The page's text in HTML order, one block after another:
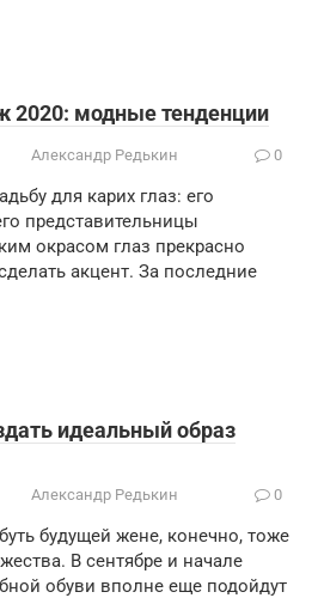
2020: модные тенденции
Александр Редькин 0
для карих глаз: его
представительницы
окрасом глаз прекрасно
акцент. За последние
идеальный образ
Александр Редькин 0
будущей жене, конечно, тоже
В сентябре и начале
обуви вполне еще подойдут